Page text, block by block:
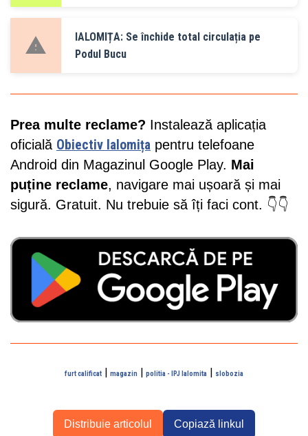
IALOMIȚA: Se închide total circulația pe
Podul Bucu
Prea multe reclame? Instalează aplicația
oficială Obiectiv Ialomița pentru telefoane
Android din Magazinul Google Play. Mai
puține reclame, navigare mai ușoară și mai
sigură. Gratuit. Nu trebuie să îți faci cont. 👇👇
furt calificat | magazin | politia - IPJ Ialomita | slobozia
Distribuie articolul Copiază linkul